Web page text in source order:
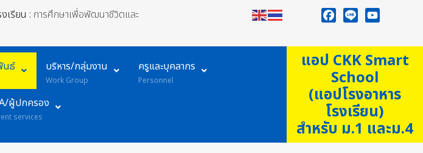
เรียน : การศึกษาเพื่อพัฒนาชีวิตและ
นธ์ บริหาร/กลุ่มงาน
Work Group
ครูและบุคลากร
Personnel
ผู้ปกครอง
services
แอป CKK Smart
School
(แอปโรงอาหาร
โรงเรียน)
สำหรับ ม.1 และม.4